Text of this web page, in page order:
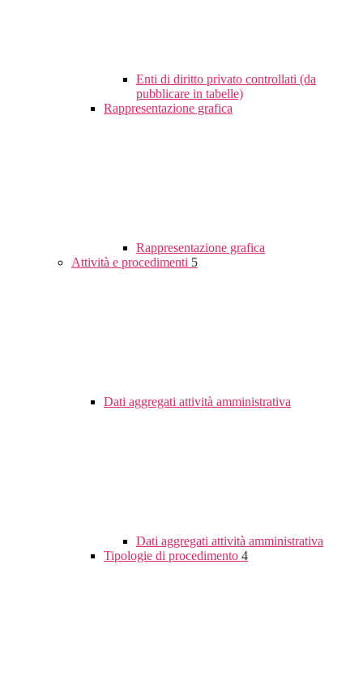
Enti di diritto privato controllati (da
pubblicare in tabelle)
Rappresentazione grafica
Rappresentazione grafica
Attività e procedimenti 5
Dati aggregati attività amministrativa
Dati aggregati attività amministrativa
Tipologie di procedimento 4